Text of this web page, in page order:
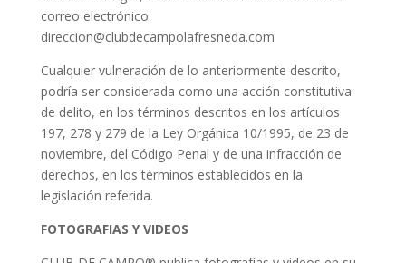
correo electrónico
direccion@clubdecampolafresneda.com
Cualquier vulneración de lo anteriormente descrito,
podría ser considerada como una acción constitutiva
de delito, en los términos descritos en los artículos
197, 278 y 279 de la Ley Orgánica 10/1995, de 23 de
noviembre, del Código Penal y de una infracción de
derechos, en los términos establecidos en la
legislación referida.
FOTOGRAFIAS Y VIDEOS